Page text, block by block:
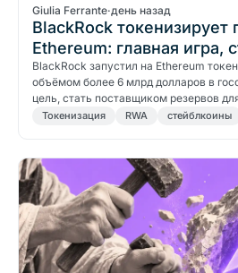
Giulia Ferrante·день назад
BlackRock токенизирует
Ethereum: главная игра,
BlackRock запустил на Ethereum
объёмом более 6 млрд долларов в
цель, стать поставщиком резервов
Токенизация RWA стейблкоины